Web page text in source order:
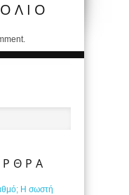
Η σωστή